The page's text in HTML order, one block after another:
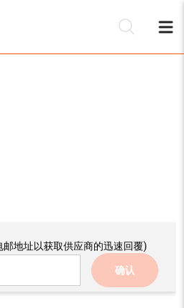
地址以获取供应商的迅速回覆)
确认